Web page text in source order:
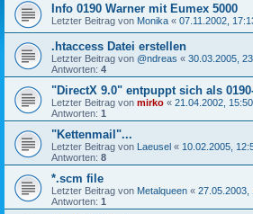
Info 0190 Warner mit Eumex 5000
Letzter Beitrag von Monika « 07.11.2002,
.htaccess Datei erstellen
Letzter Beitrag von @ndreas « 30.03.2005,
Antworten: 4
"DirectX 9.0" entpuppt sich als
Letzter Beitrag von mirko « 21.04.2002, 15:50
Antworten: 1
"Kettenmail"...
Letzter Beitrag von Laeusel « 10.02.2005,
Antworten: 8
*.scm file
Letzter Beitrag von Metalqueen « 27.05.2003,
Antworten: 1